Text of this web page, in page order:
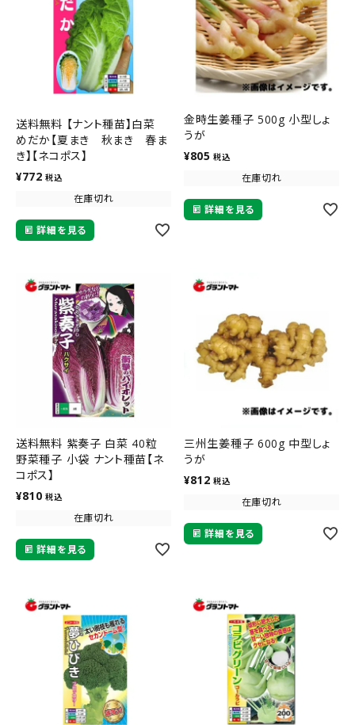
送料無料 【ナント種苗】白菜
めだか【夏まき 秋まき 春ま
き】【ネコポス】
¥772 税込
在庫切れ
詳細を見る
金時生姜種子 500g 小型しょ
うが
¥805 税込
在庫切れ
詳細を見る
送料無料 紫奏子 白菜 40粒
野菜種子 小袋 ナント種苗【ネ
コポス】
¥810 税込
在庫切れ
詳細を見る
三州生姜種子 600g 中型しょ
うが
¥812 税込
在庫切れ
詳細を見る